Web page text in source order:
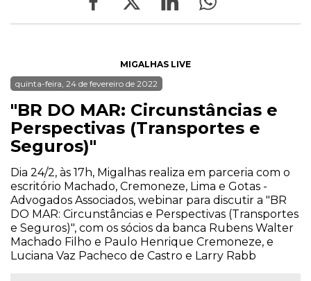
MIGALHAS LIVE
quinta-feira, 24 de fevereiro de 2022
"BR DO MAR: Circunstâncias e
Perspectivas (Transportes e
Seguros)"
Dia 24/2, às 17h, Migalhas realiza em parceria com o
escritório Machado, Cremoneze, Lima e Gotas -
Advogados Associados, webinar para discutir a "BR
DO MAR: Circunstâncias e Perspectivas (Transportes
e Seguros)", com os sócios da banca Rubens Walter
Machado Filho e Paulo Henrique Cremoneze, e
Luciana Vaz Pacheco de Castro e Larry Rabb